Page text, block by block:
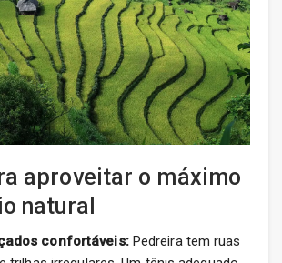
aproveitar o máximo
natural
confortáveis:Pedreira tem ruas